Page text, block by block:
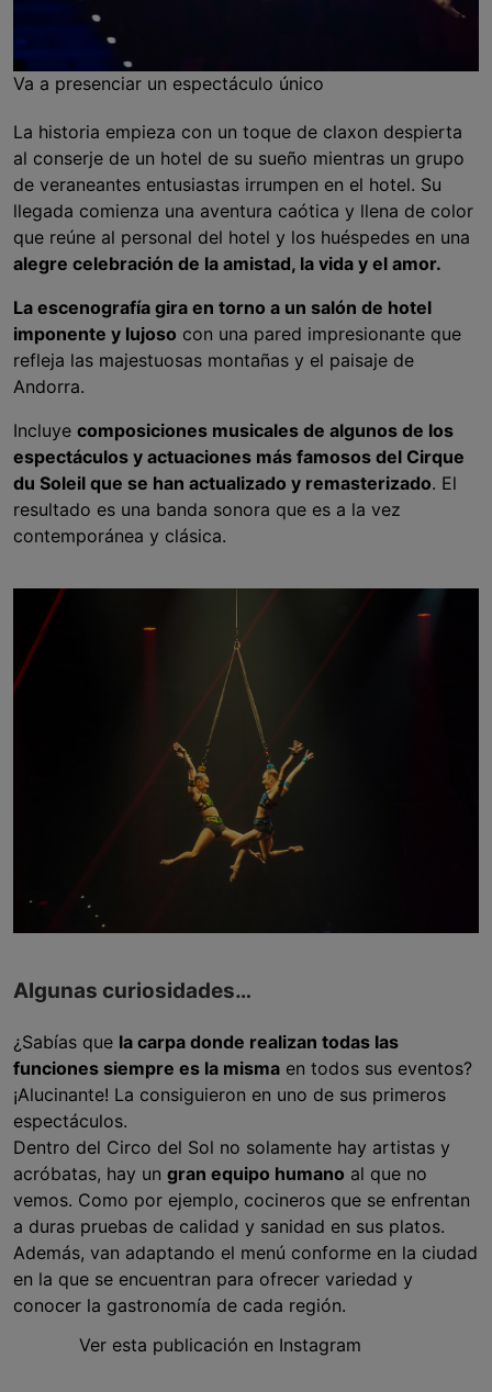
Va a presenciar un espectáculo único
La historia empieza con un toque de claxon despierta
al conserje de un hotel de su sueño mientras un grupo
de veraneantes entusiastas irrumpen en el hotel. Su
llegada comienza una aventura caótica y llena de color
que reúne al personal del hotel y los huéspedes en una
alegre celebración de la amistad, la vida y el amor.
La escenografía gira en torno a un salón de hotel
imponente y lujoso con una pared impresionante que
refleja las majestuosas montañas y el paisaje de
Andorra.
Incluye composiciones musicales de algunos de los
espectáculos y actuaciones más famosos del Cirque
du Soleil que se han actualizado y remasterizado. El
resultado es una banda sonora que es a la vez
contemporánea y clásica.
Algunas curiosidades…
¿Sabías que la carpa donde realizan todas las
funciones siempre es la misma en todos sus eventos?
¡Alucinante! La consiguieron en uno de sus primeros
espectáculos.
Dentro del Circo del Sol no solamente hay artistas y
acróbatas, hay un gran equipo humano al que no
vemos. Como por ejemplo, cocineros que se enfrentan
a duras pruebas de calidad y sanidad en sus platos.
Además, van adaptando el menú conforme en la ciudad
en la que se encuentran para ofrecer variedad y
conocer la gastronomía de cada región.
Ver esta publicación en Instagram